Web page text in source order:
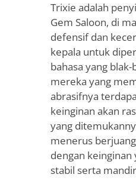
Trixie adalah
Gem Saloon, di
defensif dan
kepala untuk
bahasa yang
mereka yang
abrasifnya
keinginan akan
yang
menerus
dengan
stabil serta